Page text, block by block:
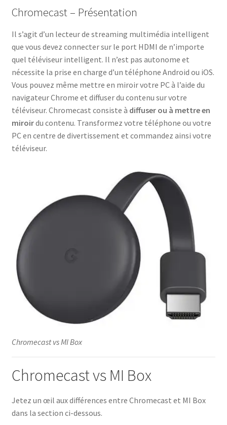
Chromecast – Présentation
Il s’agit d’un lecteur de streaming multimédia intelligent
que vous devez connecter sur le port HDMI de n’importe
quel téléviseur intelligent. Il n’est pas autonome et
nécessite la prise en charge d’un téléphone Android ou iOS.
Vous pouvez même mettre en miroir votre PC à l’aide du
navigateur Chrome et diffuser du contenu sur votre
téléviseur. Chromecast consiste à diffuser ou à mettre en
miroirdu contenu. Transformez votre téléphone ou votre
PC en centre de divertissement et commandez ainsi votre
téléviseur.
Chromecast vs MI Box
Chromecast vs MI Box
Jetez un œil aux différences entre Chromecast et MI Box
dans la section ci-dessous.